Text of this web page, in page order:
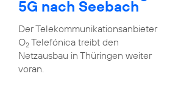
5G nach Seebach
Der Telekommunikationsanbieter
O2Telefónica treibt den
Netzausbau in Thüringen weiter
voran.